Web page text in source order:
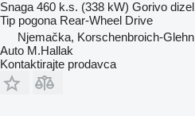
Snaga 460 k.s. (338 kW) Gorivo dizel
Tip pogona Rear-Wheel Drive
Njemačka, Korschenbroich-Glehn
Auto M.Hallak
Kontaktirajte prodavca